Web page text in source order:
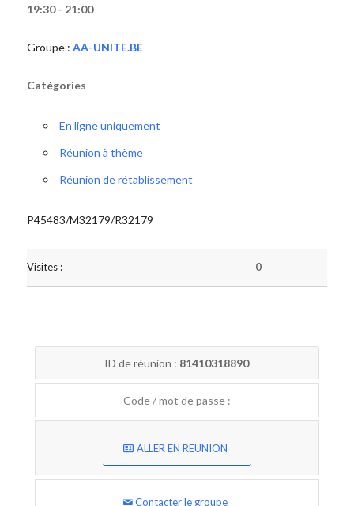
19:30 - 21:00
Groupe : AA-UNITE.BE
Catégories
En ligne uniquement
Réunion à thème
Réunion de rétablissement
P45483/M32179/R32179
Visites : 0
ID de réunion : 81410318890
Code / mot de passe :
ALLER EN REUNION
Contacter le groupe